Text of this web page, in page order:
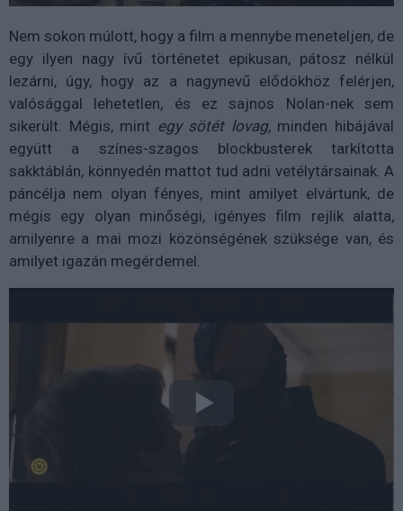
Nem sokon múlott, hogy a film a mennybe meneteljen, de
egy ilyen nagy ívű történetet epikusan, pátosz nélkül
lezárni, úgy, hogy az a nagynevű elődökhöz felérjen,
valósággal lehetetlen, és ez sajnos Nolan-nek sem
sikerült. Mégis, mint egy sötét lovag, minden hibájával
együtt a színes-szagos blockbusterek tarkította
sakktáblán, könnyedén mattot tud adni vetélytársainak. A
páncélja nem olyan fényes, mint amilyet elvártunk, de
mégis egy olyan minőségi, igényes film rejlik alatta,
amilyenre a mai mozi közönségének szüksége van, és
amilyet igazán megérdemel.